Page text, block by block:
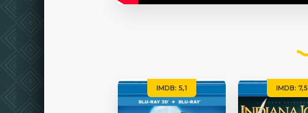
IMDB: 5,1 IMDB: 7,5